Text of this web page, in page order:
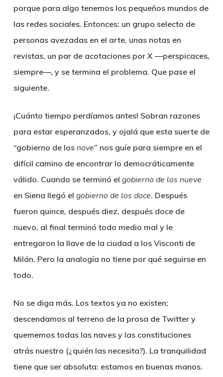
porque para algo tenemos los pequeños mundos de
las redes sociales. Entonces: un grupo selecto de
personas avezadas en el arte, unas notas en
revistas, un par de acotaciones por X —perspicaces,
siempre—, y se termina el problema. Que pase el
siguiente.
¡Cuánto tiempo perdíamos antes! Sobran razones
para estar esperanzados, y ojalá que esta suerte de
“gobierno de los nove” nos guíe para siempre en el
difícil camino de encontrar lo democráticamente
válido. Cuando se terminó el gobierno de los nueve
en Siena llegó el gobierno de los doce. Después
fueron quince, después diez, después doce de
nuevo, al final terminó todo medio mal y le
entregaron la llave de la ciudad a los Visconti de
Milán. Pero la analogía no tiene por qué seguirse en
todo.
No se diga más. Los textos ya no existen;
descendamos al terreno de la prosa de Twitter y
quememos todas las naves y las constituciones
atrás nuestro (¿quién las necesita?). La tranquilidad
tiene que ser absoluta: estamos en buenas manos.